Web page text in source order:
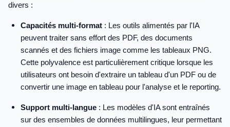
divers :
Capacités multi-format : Les outils alimentés par l'IA
peuvent traiter sans effort des PDF, des documents
scannés et des fichiers image comme les tableaux PNG.
Cette polyvalence est particulièrement critique lorsque les
utilisateurs ont besoin d'extraire un tableau d'un PDF ou de
convertir une image en tableau pour l'analyse et le reporting.
Support multi-langue : Les modèles d'IA sont entraînés
sur des ensembles de données multilingues, leur permettant